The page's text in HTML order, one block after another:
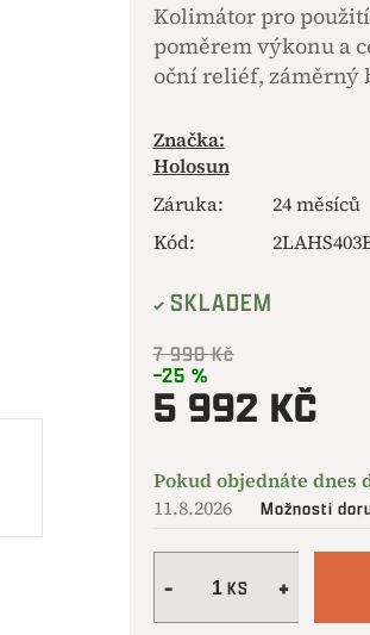
Kolimátor pro
poměrem výkonu a
oční reliéf, záměrný
Značka:
Holosun
Záruka:
24 měsíců
Kód:
SKLADEM
7 990 Kč
–25 %
5 992 KČ
cena:
11.8.2026 Možnosti